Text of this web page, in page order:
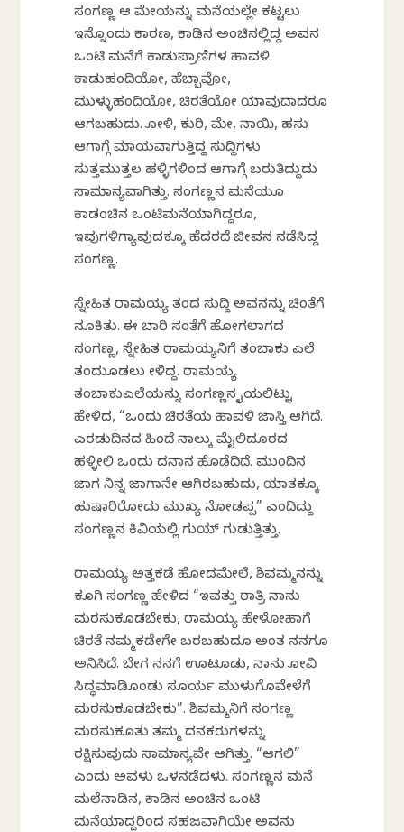
ಸಂಗಣ್ಣ ಆ ಮೇಕೆಯನ್ನು ಮನೆಯಲ್ಲೇ ಕಟ್ಟಲು
ಇನ್ನೊಂದು ಕಾರಣ, ಕಾಡಿನ ಅಂಚಿನಲ್ಲಿದ್ದ ಅವನ
ಒಂಟಿ ಮನೆಗೆ ಕಾಡುಪ್ರಾಣಿಗಳ ಹಾವಳಿ.
ಕಾಡುಹಂದಿಯೋ, ಹೆಬ್ಬಾವೋ,
ಮುಳ್ಳುಹಂದಿಯೋ, ಚಿರತೆಯೋ ಯಾವುದಾದರೂ
ಆಗಬಹುದು. ಕೋಳಿ, ಕುರಿ, ಮೇಕೆ, ನಾಯಿ, ಹಸು
ಆಗಾಗ್ಗೆ ಮಾಯವಾಗುತ್ತಿದ್ದ ಸುದ್ದಿಗಳು
ಸುತ್ತಮುತ್ತಲ ಹಳ್ಳಿಗಳಿಂದ ಆಗಾಗ್ಗೆ ಬರುತಿದ್ದುದು
ಸಾಮಾನ್ಯವಾಗಿತ್ತು. ಸಂಗಣ್ಣನ ಮನೆಯೂ
ಕಾಡಂಚಿನ ಒಂಟಿಮನೆಯಾಗಿದ್ದರೂ,
ಇವುಗಳಿಗ್ಯಾವುದಕ್ಕೂ ಹೆದರದೆ ಜೀವನ ನಡೆಸಿದ್ದ
ಸಂಗಣ್ಣ.
ಸ್ನೇಹಿತ ರಾಮಯ್ಯ ತಂದ ಸುದ್ದಿ ಅವನನ್ನು ಚಿಂತೆಗೆ
ನೂಕಿತು. ಈ ಬಾರಿ ಸಂತೆಗೆ ಹೋಗಲಾಗದ
ಸಂಗಣ್ಣ, ಸ್ನೇಹಿತ ರಾಮಯ್ಯನಿಗೆ ತಂಬಾಕು ಎಲೆ
ತಂದುಕೊಡಲು ಕೇಳಿದ್ದ. ರಾಮಯ್ಯ
ತಂಬಾಕುಎಲೆಯನ್ನು ಸಂಗಣ್ಣನ ಕೈಯಲಿಟ್ಟು
ಹೇಳಿದ, “ಒಂದು ಚಿರತೆಯ ಹಾವಳಿ ಜಾಸ್ತಿ ಆಗಿದೆ.
ಎರಡುದಿನದ ಹಿಂದೆ ನಾಲ್ಕು ಮೈಲಿದೂರದ
ಹಳ್ಳೀಲಿ ಒಂದು ದನಾನ ಹೊಡೆದಿದೆ. ಮುಂದಿನ
ಜಾಗ ನಿನ್ನ ಜಾಗಾನೇ ಆಗಿರಬಹುದು, ಯಾತಕ್ಕೂ
ಹುಷಾರಿರೋದು ಮುಖ್ಯ ನೋಡಪ್ಪ” ಎಂದಿದ್ದು
ಸಂಗಣ್ಣನ ಕಿವಿಯಲ್ಲಿ ಗುಯ್ ಗುಡುತ್ತಿತ್ತು.
ರಾಮಯ್ಯ ಅತ್ತಕಡೆ ಹೋದಮೇಲೆ, ಶಿವಮ್ಮನನ್ನು
ಕೂಗಿ ಸಂಗಣ್ಣ ಹೇಳಿದ “ಇವತ್ತು ರಾತ್ರಿ ನಾನು
ಮರಸುಕೂಡಬೇಕು, ರಾಮಯ್ಯ ಹೇಳೋಹಾಗೆ
ಚಿರತೆ ನಮ್ಮಕಡೇಗೇ ಬರಬಹುದೂ ಅಂತ ನನಗೂ
ಅನಿಸಿದೆ. ಬೇಗ ನನಗೆ ಊಟಕೊಡು, ನಾನು ಕೋವಿ
ಸಿದ್ಧಮಾಡಿಕೊಂಡು ಸೂರ್ಯ ಮುಳುಗೊವೇಳೆಗೆ
ಮರಸುಕೂಡಬೇಕು”. ಶಿವಮ್ಮನಿಗೆ ಸಂಗಣ್ಣ
ಮರಸುಕೂತು ತಮ್ಮ ದನಕರುಗಳನ್ನು
ರಕ್ಷಿಸುವುದು ಸಾಮಾನ್ಯವೇ ಆಗಿತ್ತು. “ಆಗಲಿ”
ಎಂದು ಅವಳು ಒಳನಡೆದಳು. ಸಂಗಣ್ಣನ ಮನೆ
ಮಲೆನಾಡಿನ, ಕಾಡಿನ ಅಂಚಿನ ಒಂಟಿ
ಮನೆಯಾದ್ದರಿಂದ ಸಹಜವಾಗಿಯೇ ಅವನು